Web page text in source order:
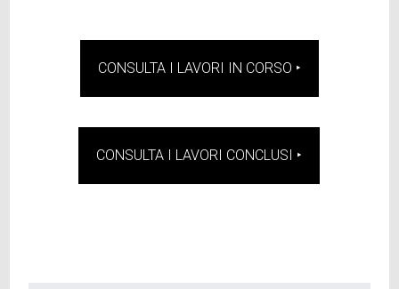
CONSULTA I LAVORI IN CORSO ‣
CONSULTA I LAVORI CONCLUSI ‣